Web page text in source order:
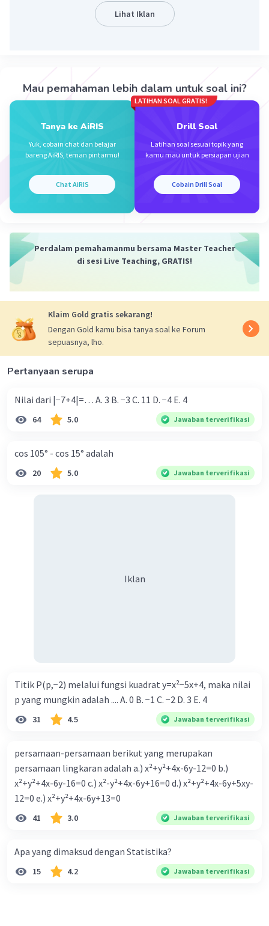
Lihat Iklan
Mau pemahaman lebih dalam untuk soal ini?
Tanya ke AiRIS
Yuk, cobain chat dan belajar
bareng AiRIS, teman pintarmu!
Chat AiRIS
LATIHAN SOAL GRATIS!
Drill Soal
Latihan soal sesuai topik yang
kamu mau untuk persiapan ujian
Cobain Drill Soal
Perdalam pemahamanmu bersama Master Teacher
di sesi Live Teaching, GRATIS!
Klaim Gold gratis sekarang!
Dengan Gold kamu bisa tanya soal ke Forum
sepuasnya, lho.
Pertanyaan serupa
Nilai dari |−7+4|=… A. 3 B. −3 C. 11 D. −4 E. 4
64 5.0 Jawaban terverifikasi
cos 105° - cos 15° adalah
20 5.0 Jawaban terverifikasi
Iklan
Titik P(p,−2) melalui fungsi kuadrat y=x²−5x+4, maka nilai
p yang mungkin adalah .... A. 0 B. −1 C. −2 D. 3 E. 4
31 4.5 Jawaban terverifikasi
persamaan-persamaan berikut yang merupakan
persamaan lingkaran adalah a.) x²+y²+4x-6y-12=0 b.)
x²+y²+4x-6y-16=0 c.) x²-y²+4x-6y+16=0 d.) x²+y²+4x-6y+5xy-
12=0 e.) x²+y²+4x-6y+13=0
41 3.0 Jawaban terverifikasi
Apa yang dimaksud dengan Statistika?
15 4.2 Jawaban terverifikasi